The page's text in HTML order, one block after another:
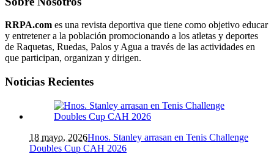
RRPA.com es una revista deportiva que tiene como objetivo educar
y entretener a la población promocionando a los atletas y deportes
de Raquetas, Ruedas, Palos y Agua a través de las actividades en
que participan, organizan y dirigen.
Noticias Recientes
18 mayo, 2026Hnos. Stanley arrasan en Tenis Challenge
Doubles Cup CAH 2026